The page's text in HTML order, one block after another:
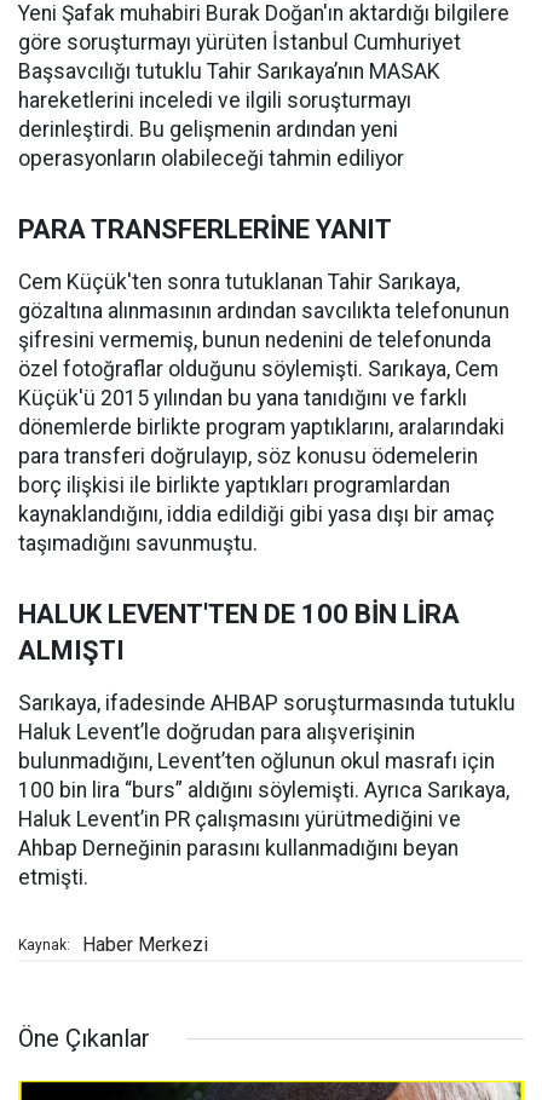
Yeni Şafak muhabiri Burak Doğan'ın aktardığı bilgilere
göre soruşturmayı yürüten İstanbul Cumhuriyet
Başsavcılığı tutuklu Tahir Sarıkaya’nın MASAK
hareketlerini inceledi ve ilgili soruşturmayı
derinleştirdi. Bu gelişmenin ardından yeni
operasyonların olabileceği tahmin ediliyor
PARA TRANSFERLERİNE YANIT
Cem Küçük'ten sonra tutuklanan Tahir Sarıkaya,
gözaltına alınmasının ardından savcılıkta telefonunun
şifresini vermemiş, bunun nedenini de telefonunda
özel fotoğraflar olduğunu söylemişti. Sarıkaya, Cem
Küçük'ü 2015 yılından bu yana tanıdığını ve farklı
dönemlerde birlikte program yaptıklarını, aralarındaki
para transferi doğrulayıp, söz konusu ödemelerin
borç ilişkisi ile birlikte yaptıkları programlardan
kaynaklandığını, iddia edildiği gibi yasa dışı bir amaç
taşımadığını savunmuştu.
HALUK LEVENT'TEN DE 100 BİN LİRA
ALMIŞTI
Sarıkaya, ifadesinde AHBAP soruşturmasında tutuklu
Haluk Levent’le doğrudan para alışverişinin
bulunmadığını, Levent’ten oğlunun okul masrafı için
100 bin lira “burs” aldığını söylemişti. Ayrıca Sarıkaya,
Haluk Levent’in PR çalışmasını yürütmediğini ve
Ahbap Derneğinin parasını kullanmadığını beyan
etmişti.
Kaynak: Haber Merkezi
Öne Çıkanlar